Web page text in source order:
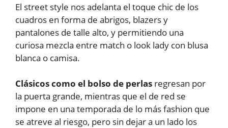
El street style nos adelanta el toque chic de los
cuadros en forma de abrigos, blazers y
pantalones de talle alto, y permitiendo una
curiosa mezcla entre match o look lady con blusa
blanca o camisa.
Clásicos como el bolso de perlas regresan por
la puerta grande, mientras que el de red se
impone en una temporada de lo más fashion que
se atreve al riesgo, pero sin dejar a un lado los